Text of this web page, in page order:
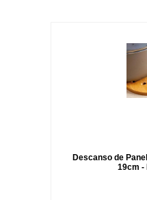
Descanso de
19cm -